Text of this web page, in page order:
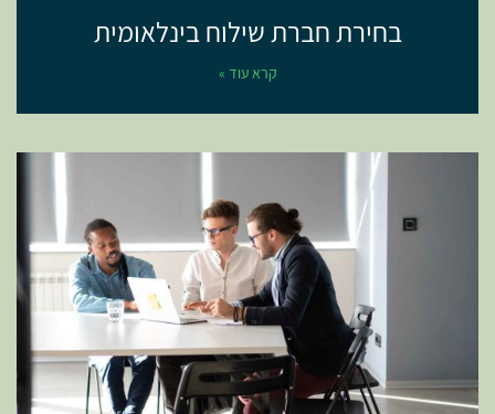
בחירת חברת שילוח בינלאומית
קרא עוד »